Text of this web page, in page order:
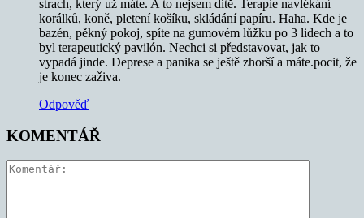
strach, který už máte. A to nejsem dítě. Terapie navlékání
korálků, koně, pletení košíku, skládání papíru. Haha. Kde je
bazén, pěkný pokoj, spíte na gumovém lůžku po 3 lidech a to
byl terapeutický pavilón. Nechci si představovat, jak to
vypadá jinde. Deprese a panika se ještě zhorší a máte.pocit, že
je konec zaživa.
Odpověď
KOMENTÁŘ